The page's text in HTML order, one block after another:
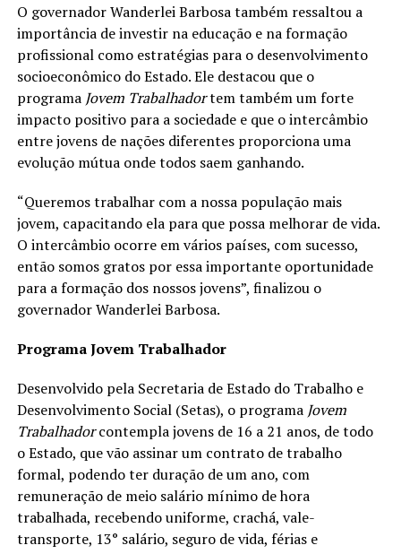
O governador Wanderlei Barbosa também ressaltou a
importância de investir na educação e na formação
profissional como estratégias para o desenvolvimento
socioeconômico do Estado. Ele destacou que o
programaJovem Trabalhadortem também um forte
impacto positivo para a sociedade e que o intercâmbio
entre jovens de nações diferentes proporciona uma
evolução mútua onde todos saem ganhando.
“Queremos trabalhar com a nossa população mais
jovem, capacitando ela para que possa melhorar de vida.
O intercâmbio ocorre em vários países, com sucesso,
então somos gratos por essa importante oportunidade
para a formação dos nossos jovens”, finalizou o
governador Wanderlei Barbosa.
Programa Jovem Trabalhador
Desenvolvido pela Secretaria de Estado do Trabalho e
Desenvolvimento Social (Setas), o programaJovem
Trabalhadorcontempla jovens de 16 a 21 anos, de todo
o Estado, que vão assinar um contrato de trabalho
formal, podendo ter duração de um ano, com
remuneração de meio salário mínimo de hora
trabalhada, recebendo uniforme, crachá, vale-
transporte, 13° salário, seguro de vida, férias e